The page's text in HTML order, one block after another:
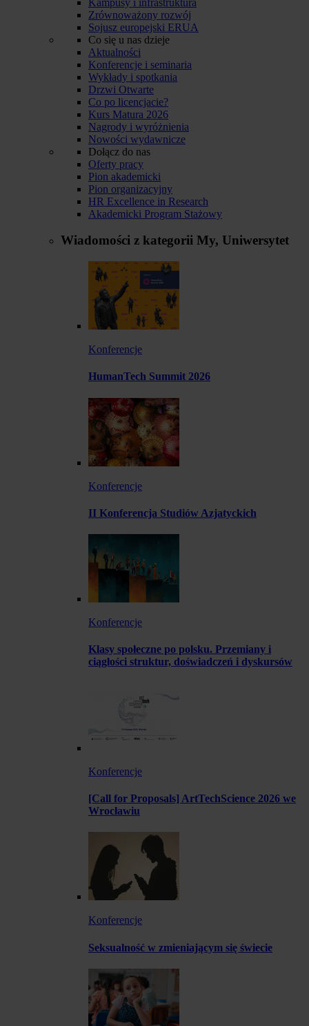
Zrównoważony rozwój
Sojusz europejski ERUA
Co się u nas dzieje
Aktualności
Konferencje i seminaria
Wykłady i spotkania
Drzwi Otwarte
Co po licencjacie?
Kurs Matura 2026
Nagrody i wyróżnienia
Nowości wydawnicze
Dołącz do nas
Oferty pracy
Pion akademicki
Pion organizacyjny
HR Excellence in Research
Akademicki Program Stażowy
Wiadomości z kategorii My, Uniwersytet
Konferencje
HumanTech Summit 2026
Konferencje
II Konferencja Studiów Azjatyckich
Konferencje
Klasy społeczne po polsku. Przemiany i
ciągłości struktur, doświadczeń i dyskursów
Konferencje
[Call for Proposals] ArtTechScience 2026 we
Wrocławiu
Konferencje
Seksualność w zmieniającym się świecie